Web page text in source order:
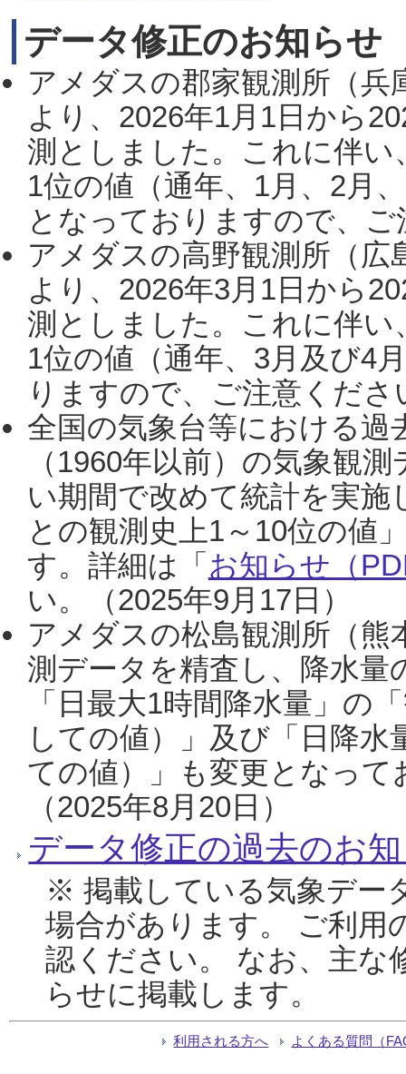
データ修正のお知らせ
アメダスの郡家観測所（
より、2026年1月1日から
測としました。これに伴い
1位の値（通年、1月、2月
となっておりますので、
アメダスの高野観測所（
より、2026年3月1日から
測としました。これに伴い
1位の値（通年、3月及び4
りますので、ご注意くだ
全国の気象台等における過
（1960年以前）の気象観
い期間で改めて統計を実
との観測史上1～10位の値
す。詳細は「 お知らせ（
い。（2025年9月17日）
アメダスの松島観測所（熊
測データを精査し、降水
「日最大1時間降水量」の
しての値）」及び「日降
ての値）」も変更となっ
（2025年8月20日）
データ修正の過去のお
※ 掲載している気象デー
場合があります。 ご利用
認ください。 なお、主な
らせに掲載します。
利用される方へ よくある質問（